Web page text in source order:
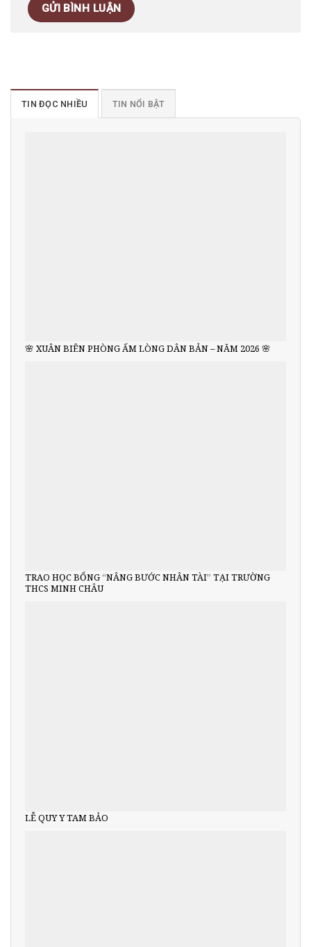
TIN ĐỌC NHIỀU TIN NỔI BẬT
🌸 XUÂN BIÊN PHÒNG ẤM LÒNG DÂN BẢN – NĂM 2026 🌸
TRAO HỌC BỔNG “NÂNG BƯỚC NHÂN TÀI” TẠI TRƯỜNG
THCS MINH CHÂU
LỄ QUY Y TAM BẢO